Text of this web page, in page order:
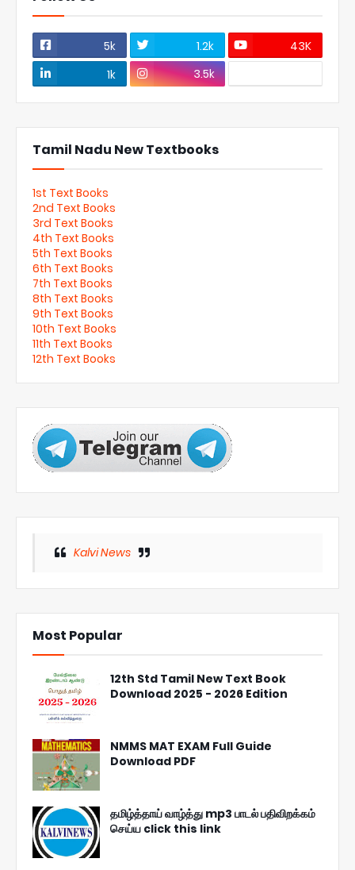
5k 1.2k
43K
1k
3.5k
Tamil Nadu New Textbooks
1st Text Books
2nd Text Books
3rd Text Books
4th Text Books
5th Text Books
6th Text Books
7th Text Books
8th Text Books
9th Text Books
10th Text Books
11th Text Books
12th Text Books
Kalvi News
Most Popular
12th Std Tamil New Text Book
Download 2025 - 2026 Edition
NMMS MAT EXAM Full Guide
Download PDF
தமிழ்த்தாய் வாழ்த்து mp3 பாடல் பதிவிறக்கம்
செய்ய click this link